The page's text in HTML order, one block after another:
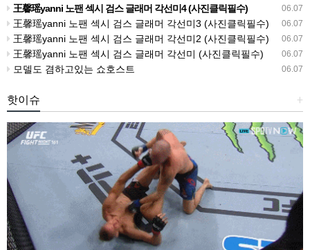
06.07
王馨瑶yanni 노팬 섹시 검스 글래머 각선미4 (사진클릭필수)
06.07
王馨瑶yanni 노팬 섹시 검스 글래머 각선미3 (사진클릭필수)
06.07
王馨瑶yanni 노팬 섹시 검스 글래머 각선미2 (사진클릭필수)
06.07
王馨瑶yanni 노팬 섹시 검스 글래머 각선미 (사진클릭필수)
06.07
모델도 겸하고있는 쇼호스트
+
핫이슈